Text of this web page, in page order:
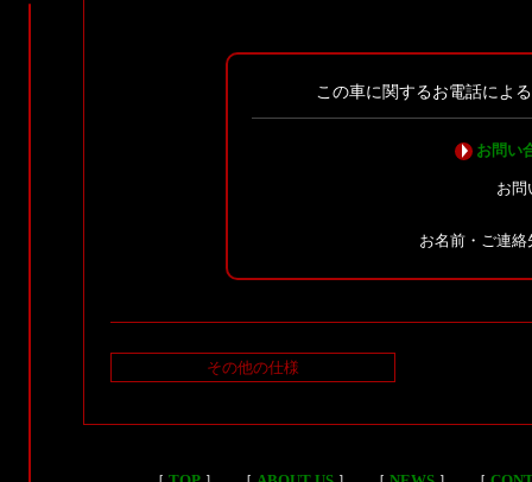
この車に関するお電話によ
お問い
お問
お名前・ご連
その他の仕様